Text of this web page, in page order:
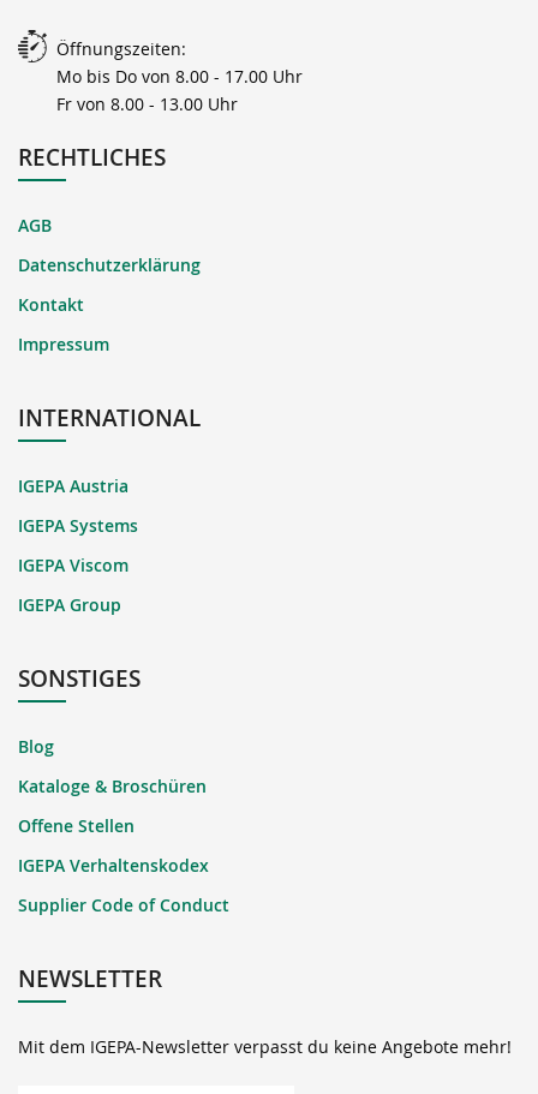
Öffnungszeiten:
Mo bis Do von 8.00 - 17.00 Uhr
Fr von 8.00 - 13.00 Uhr
RECHTLICHES
AGB
Datenschutzerklärung
Kontakt
Impressum
INTERNATIONAL
IGEPA Austria
IGEPA Systems
IGEPA Viscom
IGEPA Group
SONSTIGES
Blog
Kataloge & Broschüren
Offene Stellen
IGEPA Verhaltenskodex
Supplier Code of Conduct
NEWSLETTER
Mit dem IGEPA-Newsletter verpasst du keine Angebote mehr!